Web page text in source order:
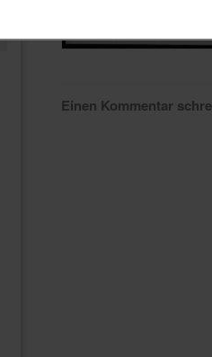
Einen Kommentar